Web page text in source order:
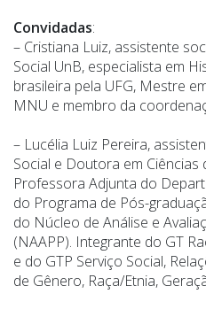
Convidadas:
– Cristiana Luiz, assistente
Social UnB, especialista em
brasileira pela UFG, Mestre
MNU e membro da
– Lucélia Luiz Pereira,
Social e Doutora em Ciências
Professora Adjunta do
do Programa de Pós-
do Núcleo de Análise e
(NAAPP). Integrante do GT
e do GTP Serviço Social,
de Gênero, Raça/Etnia,